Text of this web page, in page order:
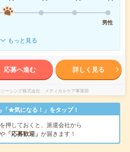
男性
もっと見る
応募へ進む 詳しく見る
ソーシング株式会社 メディカルケア事業部
「★気になる！」をタップ！
押しておくと、派遣会社から
や 「応募歓迎」 が届きます！